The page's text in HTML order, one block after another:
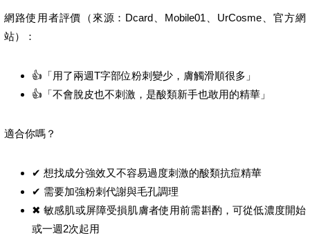
網路使用者評價（來源：Dcard、Mobile01、UrCosme、官方網
站）：
👍「用了兩週T字部位粉刺變少，膚觸滑順很多」
👍「不會脫皮也不刺激，是酸類新手也敢用的精華」
適合你嗎？
✔ 想找成分強效又不容易過度刺激的酸類抗痘精華
✔ 需要加強粉刺代謝與毛孔調理
✖ 敏感肌或屏障受損肌膚者使用前需斟酌，可從低濃度開始
或一週2次起用